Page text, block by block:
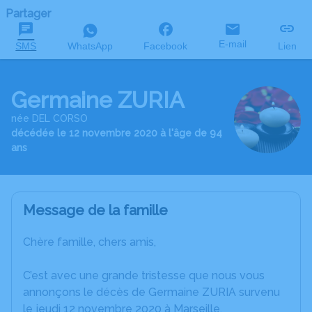
Partager
SMS WhatsApp Facebook E-mail Lien
Germaine ZURIA
née DEL CORSO
décédée le 12 novembre 2020 à l'âge de 94
ans
Message de la famille
Chère famille, chers amis,
C’est avec une grande tristesse que nous vous
annonçons le décès de Germaine ZURIA survenu
le jeudi 12 novembre 2020 à Marseille.